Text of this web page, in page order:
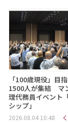
「100歳現役」目
1500人が集結 マ
理代務員イベント
シップ」
2026.08.04 10:48